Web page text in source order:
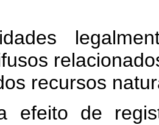
recursos
efeito de